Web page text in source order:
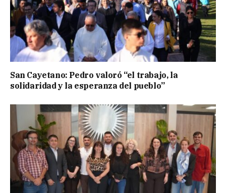
San Cayetano: Pedro valoró “el trabajo, la
solidaridad y la esperanza del pueblo”